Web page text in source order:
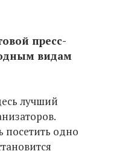
пресс-
видам
лучший
посетить одно